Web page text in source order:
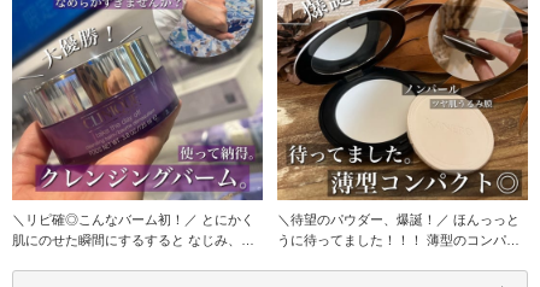
＼リピ確◎こんなバーム初！／ とにかく
肌にのせた瞬間にするすると なじみ、メ
＼待望のパウダー、爆誕！／ ほんっっと
うに待ってました！！！ 薄型のコンパク